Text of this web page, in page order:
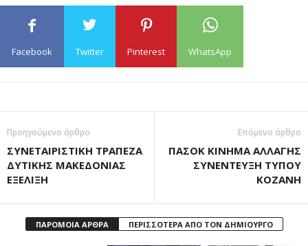
Facebook Twitter Pinterest WhatsApp
Προηγούμενο άρθρο
ΣΥΝΕΤΑΙΡΙΣΤΙΚΗ ΤΡΑΠΕΖΑ
ΔΥΤΙΚΗΣ ΜΑΚΕΔΟΝΙΑΣ
ΕΞΕΛΙΞΗ
Επόμενο άρθρο
ΠΑΣΟΚ ΚΙΝΗΜΑ ΑΛΛΑΓΗΣ
ΣΥΝΕΝΤΕΥΞΗ ΤΥΠΟΥ
ΚΟΖΑΝΗ
ΠΑΡΟΜΟΙΑ ΑΡΘΡΑ ΠΕΡΙΣΣΟΤΕΡΑ ΑΠΟ ΤΟΝ ΔΗΜΙΟΥΡΓΟ